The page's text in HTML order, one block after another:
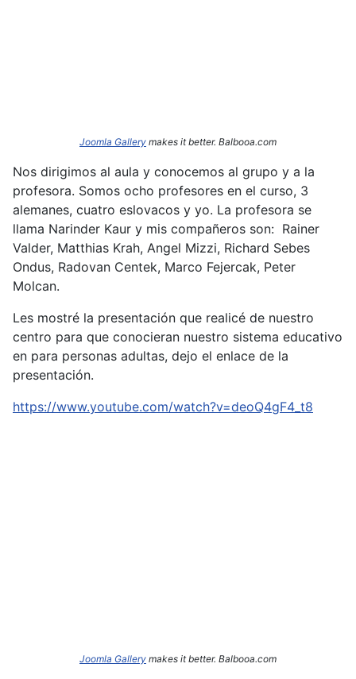
Joomla Gallery makes it better. Balbooa.com
Nos dirigimos al aula y conocemos al grupo y a la
profesora. Somos ocho profesores en el curso, 3
alemanes, cuatro eslovacos y yo. La profesora se
llama Narinder Kaur y mis compañeros son: Rainer
Valder, Matthias Krah, Angel Mizzi, Richard Sebes
Ondus, Radovan Centek, Marco Fejercak, Peter
Molcan.
Les mostré la presentación que realicé de nuestro
centro para que conocieran nuestro sistema educativo
en para personas adultas, dejo el enlace de la
presentación.
https://www.youtube.com/watch?v=deoQ4gF4_t8
Joomla Gallery makes it better. Balbooa.com